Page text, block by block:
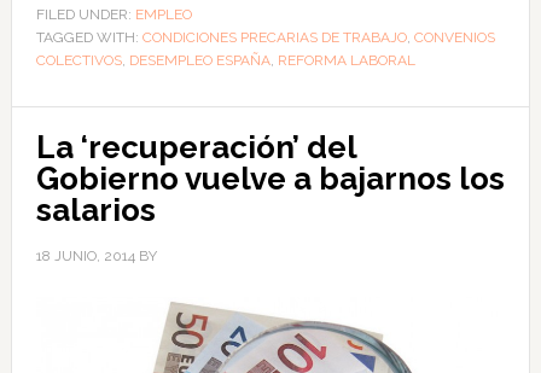
FILED UNDER: EMPLEO
TAGGED WITH: CONDICIONES PRECARIAS DE TRABAJO, CONVENIOS
COLECTIVOS, DESEMPLEO ESPAÑA, REFORMA LABORAL
La ‘recuperación’ del
Gobierno vuelve a bajarnos los
salarios
18 JUNIO, 2014 BY